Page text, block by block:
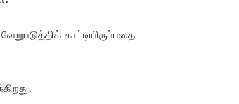
காட்டியிருப்பதை